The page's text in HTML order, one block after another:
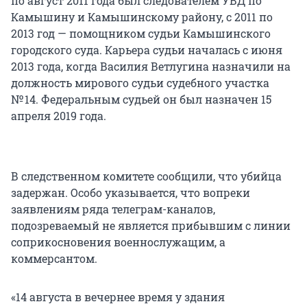
Камышину и Камышинскому району, с 2011 по
2013 год — помощником судьи Камышинского
городского суда. Карьера судьи началась с июня
2013 года, когда Василия Ветлугина назначили на
должность мирового судьи судебного участка
№ 14. Федеральным судьей он был назначен 15
апреля 2019 года.
В следственном комитете сообщили, что убийца
задержан. Особо указывается, что вопреки
заявлениям ряда телеграм-каналов,
подозреваемый не является прибывшим с линии
соприкосновения военнослужащим, а
коммерсантом.
«14 августа в вечернее время у здания